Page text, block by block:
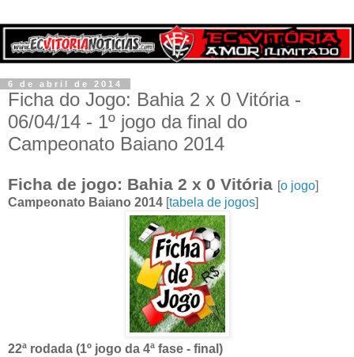
6 de abril de 2014
Ficha do Jogo: Bahia 2 x 0 Vitória -
06/04/14 - 1º jogo da final do
Campeonato Baiano 2014
Ficha de jogo: Bahia 2 x 0 Vitória [o jogo]
Campeonato Baiano 2014 [tabela de jogos]
22ª rodada (1º jogo da 4ª fase - final)